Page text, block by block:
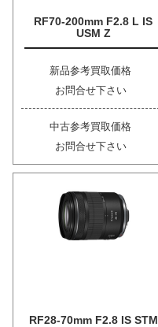
RF70-200mm F2.8 L IS
USM Z
新品参考買取価格
お問合せ下さい
中古参考買取価格
お問合せ下さい
RF28-70mm F2.8 IS STM